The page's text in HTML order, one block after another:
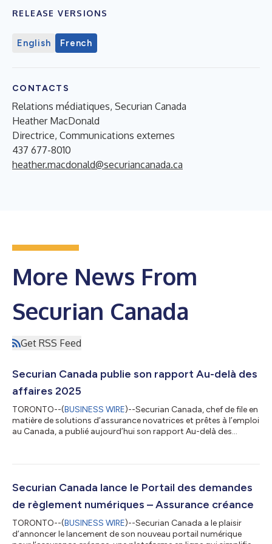
RELEASE VERSIONS
English French
CONTACTS
Relations médiatiques, Securian Canada
Heather MacDonald
Directrice, Communications externes
437 677-8010
heather.macdonald@securiancanada.ca
More News From
Securian Canada
Get RSS Feed
Securian Canada publie son rapport Au-delà des
affaires 2025
TORONTO--(BUSINESS WIRE)--Securian Canada, chef de file en
matière de solutions d’assurance novatrices et prêtes à l’emploi
au Canada, a publié aujourd’hui son rapport Au-delà des
d’inclusion, de bien-être des employés et d’engagement
définies dans le premier rapport Au-delà des affaires de 2024,
Securian Canada lance le Portail des demandes
de règlement numériques – Assurance créance
TORONTO--(BUSINESS WIRE)--Securian Canada a le plaisir
d’annoncer le lancement de son nouveau portail numérique